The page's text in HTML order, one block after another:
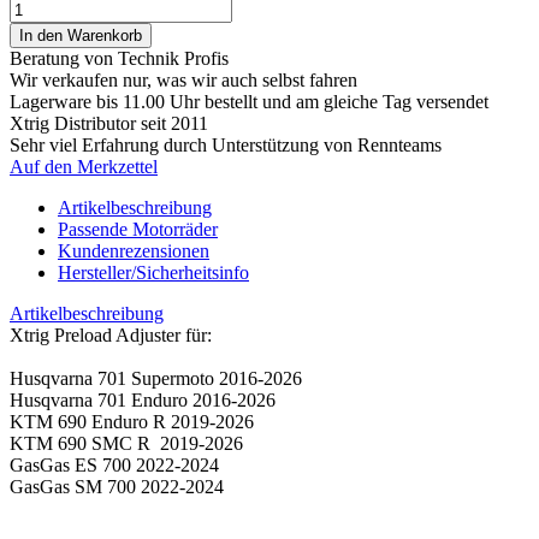
Beratung von Technik Profis
Wir verkaufen nur, was wir auch selbst fahren
Lagerware bis 11.00 Uhr bestellt und am gleiche Tag versendet
Xtrig Distributor seit 2011
Sehr viel Erfahrung durch Unterstützung von Rennteams
Auf den Merkzettel
Artikelbeschreibung
Passende Motorräder
Kundenrezensionen
Hersteller/Sicherheitsinfo
Artikelbeschreibung
Xtrig Preload Adjuster für:
Husqvarna 701 Supermoto 2016-2026
Husqvarna 701 Enduro 2016-2026
KTM 690 Enduro R 2019-2026
KTM 690 SMC R 2019-2026
GasGas ES 700 2022-2024
GasGas SM 700 2022-2024